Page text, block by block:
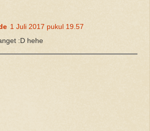
1 Juli 2017 pukul 19.57
:D hehe